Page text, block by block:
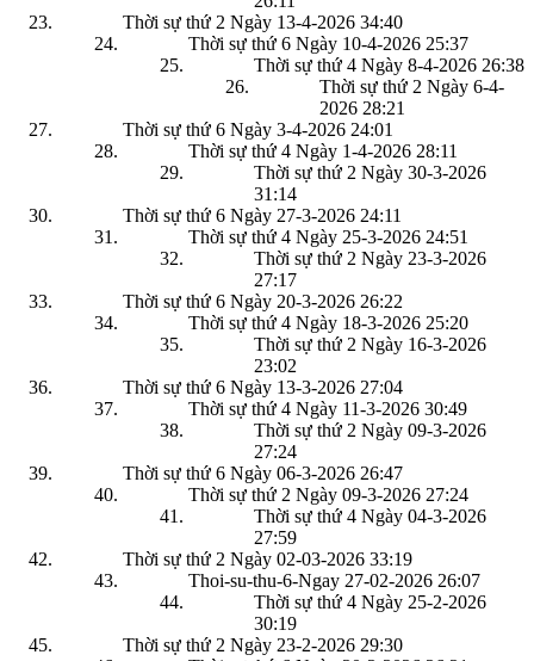
Thời sự thứ 2 Ngày 13-4-2026 34:40
Thời sự thứ 6 Ngày 10-4-2026 25:37
Thời sự thứ 4 Ngày 8-4-2026 26:38
Thời sự thứ 2 Ngày 6-4-
2026 28:21
Thời sự thứ 6 Ngày 3-4-2026 24:01
Thời sự thứ 4 Ngày 1-4-2026 28:11
Thời sự thứ 2 Ngày 30-3-2026
31:14
Thời sự thứ 6 Ngày 27-3-2026 24:11
Thời sự thứ 4 Ngày 25-3-2026 24:51
Thời sự thứ 2 Ngày 23-3-2026
27:17
Thời sự thứ 6 Ngày 20-3-2026 26:22
Thời sự thứ 4 Ngày 18-3-2026 25:20
Thời sự thứ 2 Ngày 16-3-2026
23:02
Thời sự thứ 6 Ngày 13-3-2026 27:04
Thời sự thứ 4 Ngày 11-3-2026 30:49
Thời sự thứ 2 Ngày 09-3-2026
27:24
Thời sự thứ 6 Ngày 06-3-2026 26:47
Thời sự thứ 2 Ngày 09-3-2026 27:24
Thời sự thứ 4 Ngày 04-3-2026
27:59
Thời sự thứ 2 Ngày 02-03-2026 33:19
Thoi-su-thu-6-Ngay 27-02-2026 26:07
Thời sự thứ 4 Ngày 25-2-2026
30:19
Thời sự thứ 2 Ngày 23-2-2026 29:30